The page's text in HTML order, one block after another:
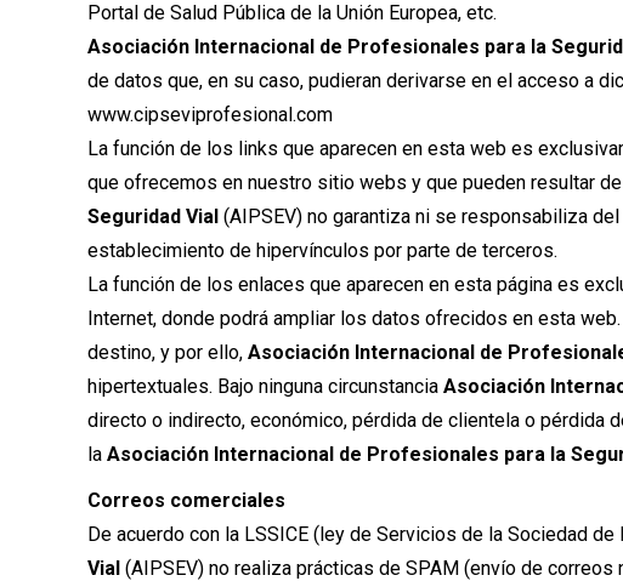
Portal de Salud Pública de la Unión Europea, etc.
Asociación Internacional de Profesionales para la
de datos que, en su caso, pudieran derivarse en el acceso a
www.cipseviprofesional.com
La función de los links que aparecen en esta web es
que ofrecemos en nuestro sitio webs y que pueden resultar
Seguridad Vial (AIPSEV) no garantiza ni se responsabiliza
establecimiento de hipervínculos por parte de terceros.
La función de los enlaces que aparecen en esta página es
Internet, donde podrá ampliar los datos ofrecidos en esta
destino, y por ello, Asociación Internacional de
hipertextuales. Bajo ninguna circunstancia Asociación
directo o indirecto, económico, pérdida de clientela o
la Asociación Internacional de Profesionales para la
Correos comerciales
De acuerdo con la LSSICE (ley de Servicios de la Sociedad
Vial (AIPSEV) no realiza prácticas de SPAM (envío de